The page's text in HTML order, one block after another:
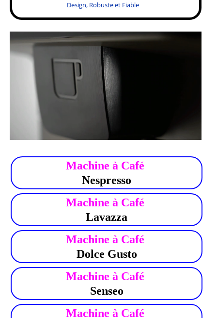
Design, Robuste et Fiable
Machine à Café
Nespresso
Machine à Café
Lavazza
Machine à Café
Dolce Gusto
Machine à Café
Senseo
Machine à Café